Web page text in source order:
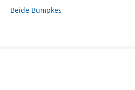
Beide Bumpkes